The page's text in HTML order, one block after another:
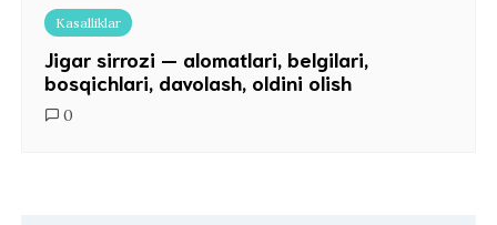
Kasalliklar
Jigar sirrozi — alomatlari, belgilari,
bosqichlari, davolash, oldini olish
0